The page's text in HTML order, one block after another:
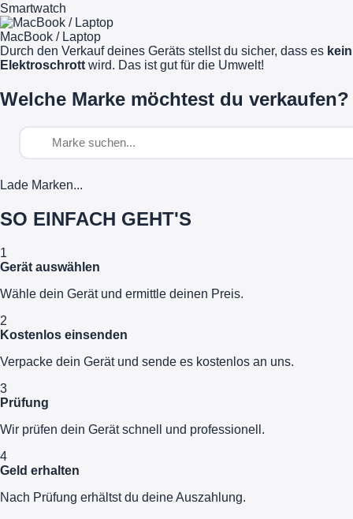
Smartwatch
MacBook / Laptop
Durch den Verkauf deines Geräts stellst du sicher, dass es kein
Elektroschrott wird. Das ist gut für die Umwelt!
Welche Marke möchtest du verkaufen?
Lade Marken...
SO EINFACH GEHT'S
1
Gerät auswählen
Wähle dein Gerät und ermittle deinen Preis.
2
Kostenlos einsenden
Verpacke dein Gerät und sende es kostenlos an uns.
3
Prüfung
Wir prüfen dein Gerät schnell und professionell.
4
Geld erhalten
Nach Prüfung erhältst du deine Auszahlung.